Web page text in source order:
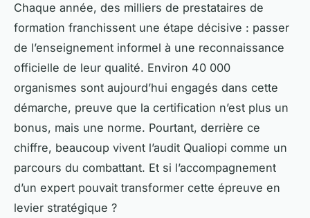
Chaque année, des milliers de prestataires de
formation franchissent une étape décisive : passer
de l’enseignement informel à une reconnaissance
officielle de leur qualité. Environ 40 000
organismes sont aujourd’hui engagés dans cette
démarche, preuve que la certification n’est plus un
bonus, mais une norme. Pourtant, derrière ce
chiffre, beaucoup vivent l’audit Qualiopi comme un
parcours du combattant. Et si l’accompagnement
d’un expert pouvait transformer cette épreuve en
levier stratégique ?